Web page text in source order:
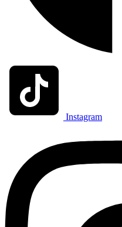
Instagram